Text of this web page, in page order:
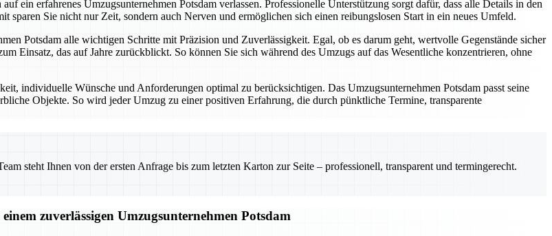
ein erfahrenes Umzugsunternehmen Potsdam verlassen. Professionelle Unterstützung sorgt dafür, dass alle Details in den
Sie nicht nur Zeit, sondern auch Nerven und ermöglichen sich einen reibungslosen Start in ein neues Umfeld.
Potsdam alle wichtigen Schritte mit Präzision und Zuverlässigkeit. Egal, ob es darum geht, wertvolle Gegenstände sicher
Einsatz, das auf Jahre zurückblickt. So können Sie sich während des Umzugs auf das Wesentliche konzentrieren, ohne
individuelle Wünsche und Anforderungen optimal zu berücksichtigen. Das Umzugsunternehmen Potsdam passt seine
Objekte. So wird jeder Umzug zu einer positiven Erfahrung, die durch pünktliche Termine, transparente
steht Ihnen von der ersten Anfrage bis zum letzten Karton zur Seite – professionell, transparent und termingerecht.
zuverlässigen Umzugsunternehmen Potsdam